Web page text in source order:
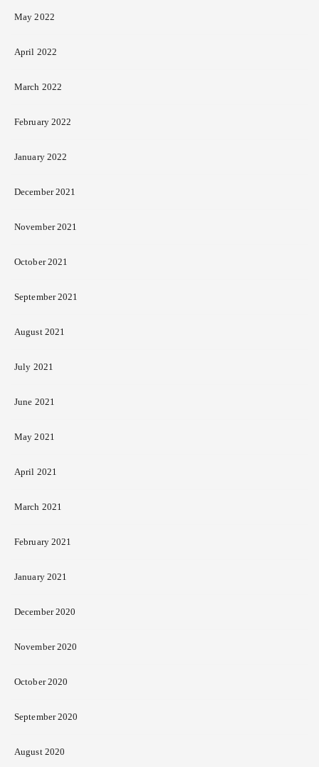
May 2022
April 2022
March 2022
February 2022
January 2022
December 2021
November 2021
October 2021
September 2021
August 2021
July 2021
June 2021
May 2021
April 2021
March 2021
February 2021
January 2021
December 2020
November 2020
October 2020
September 2020
August 2020